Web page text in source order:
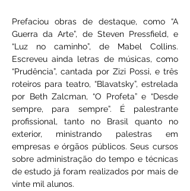
Prefaciou obras de destaque, como “A
Guerra da Arte”, de Steven Pressfield, e
“Luz no caminho”, de Mabel Collins.
Escreveu ainda letras de músicas, como
“Prudência”, cantada por Zizi Possi, e três
roteiros para teatro, “Blavatsky”, estrelada
por Beth Zalcman, “O Profeta” e “Desde
sempre, para sempre”. É palestrante
profissional, tanto no Brasil quanto no
exterior, ministrando palestras em
empresas e órgãos públicos. Seus cursos
sobre administração do tempo e técnicas
de estudo já foram realizados por mais de
vinte mil alunos.